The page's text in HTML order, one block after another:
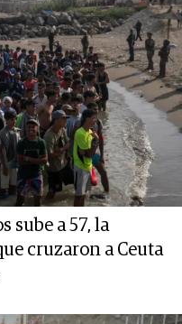
sube a 57, la
cruzaron a Ceuta